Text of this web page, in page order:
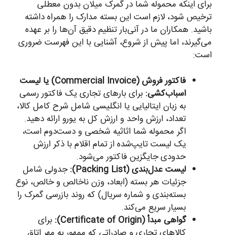
برای اینکه محموله شما در گمرک میلان بدون معطلی
ترخیص شود، لازم است این بسته مدارک را همراه داشته
باشید. همکاران ما در آنی‌بار تنظیم دقیق آن‌ها را بر عهده
می‌گیرند، اما پیش از شروع، آشنایی با این فهرست ضروری
است:
فاکتور فروش (Commercial Invoice) یا لیست
اسباب‌کشی: برای بارهای تجاری یک فاکتور رسمی
به زبان ایتالیایی یا انگلیسی شامل شرح کامل کالا،
تعداد، ارزش واحد و ارزش کل به یورو ارائه دهید.
اگر محموله شما اثاثیه شخصی و دست‌دوم است،
یک لیست تایپ‌شده از تمام اقلام با ذکر ارزش
حدودی جایگزین فاکتور می‌شود.
لیست عدل‌بندی (Packing List):
جدولی شامل
جزئیات هر بسته (ابعاد، وزن ناخالص و خالص، نوع
بسته‌بندی و شماره سریال) که روند بازرسی گمرک را
بسیار سریع می‌کند.
گواهی مبدأ (Certificate of Origin):
برای